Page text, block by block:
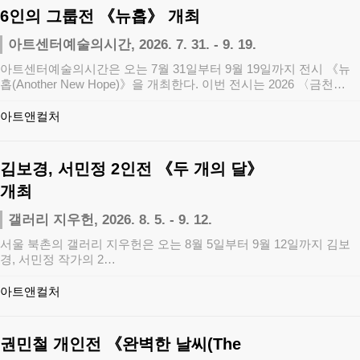
6인의 그룹전 《뉴홉》 개최
아트센터예술의시간, 2026. 7. 31. - 9. 19.
아트센터예술의시간은 오는 7월 31일부터 9월 19일까지 전시 《뉴
홉(Another New Hope)》을 개최한다. 이번 전시는 2026 〈금천…
아트앤컬처
김보경, 서민정 2인전 《두 개의 달》
개최
갤러리 지우헌, 2026. 8. 5. - 9. 12.
서울 북촌의 갤러리 지우헌은 오는 8월 5일부터 9월 12일까지 김보
경, 서민정 작가의 2…
아트앤컬처
권민철 개인전 《완벽한 날씨(The